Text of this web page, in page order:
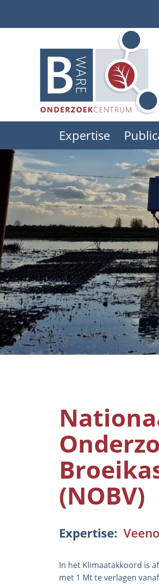
menu
Expertise
(NOBV)
Expertise
In het Klimaatakkoord is
met 1 Mt te verlagen